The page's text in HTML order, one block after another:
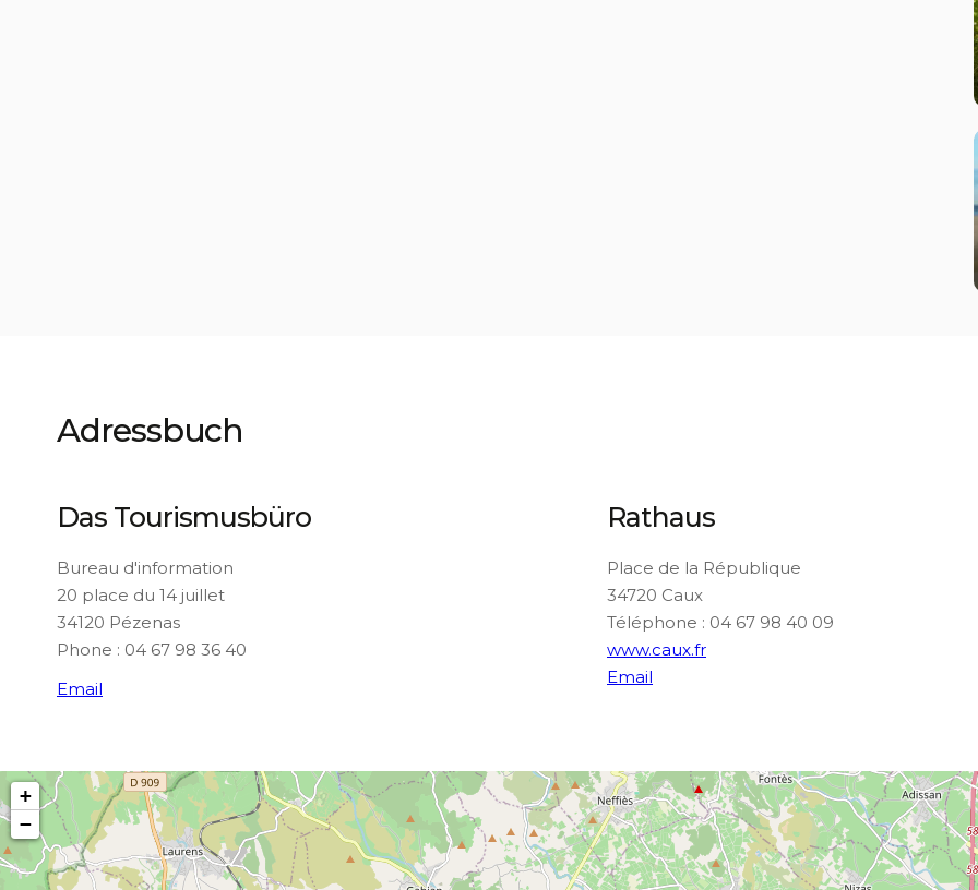
Adressbuch
Das Tourismusbüro
Bureau d'information
20 place du 14 juillet
34120 Pézenas
Phone : 04 67 98 36 40
Email
Rathaus
Place de la République
34720 Caux
Téléphone : 04 67 98 40 09
www.caux.fr
Email
+
−